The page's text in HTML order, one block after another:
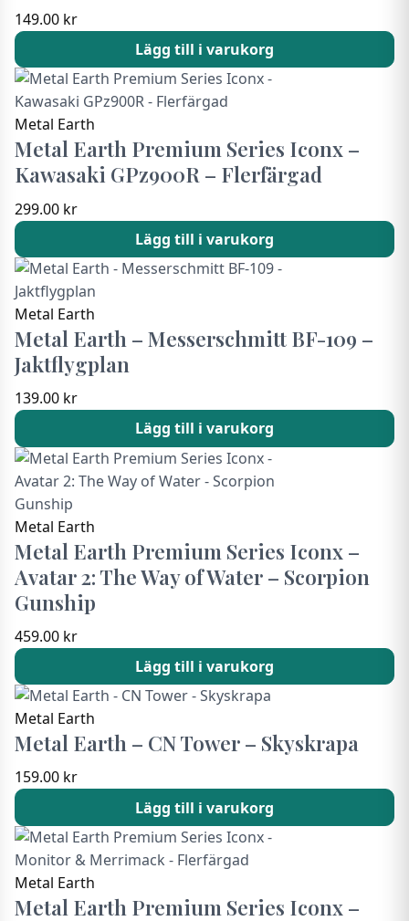
149.00 kr
Lägg till i varukorg
Metal Earth
Metal Earth Premium Series Iconx –
Kawasaki GPz900R – Flerfärgad
299.00 kr
Lägg till i varukorg
Metal Earth
Metal Earth – Messerschmitt BF-109 –
Jaktflygplan
139.00 kr
Lägg till i varukorg
Metal Earth
Metal Earth Premium Series Iconx –
Avatar 2: The Way of Water – Scorpion
Gunship
459.00 kr
Lägg till i varukorg
Metal Earth
Metal Earth – CN Tower – Skyskrapa
159.00 kr
Lägg till i varukorg
Metal Earth
Metal Earth Premium Series Iconx –